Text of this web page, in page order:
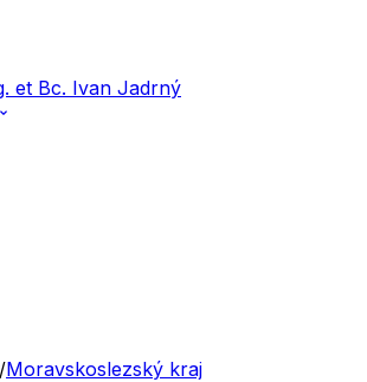
et Bc. Ivan Jadrný
/Moravskoslezský kraj